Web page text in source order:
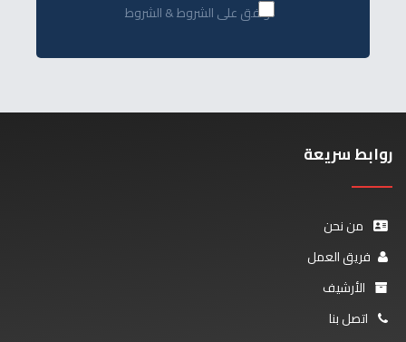
أوافق على الشروط & الشروط
روابط سريعة
من نحن
فريق العمل
الأرشيف
اتصل بنا